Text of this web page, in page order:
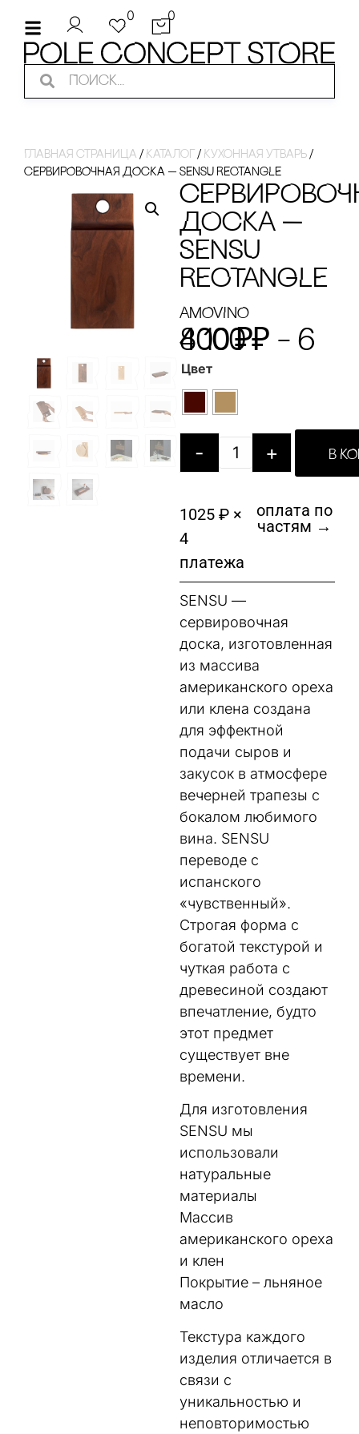
0 0
Главная страница / Каталог / Кухонная утварь /
сЕРВИРОВОЧНАЯ ДОсКА — SENSU RECTANGLE
ДОсКА —
SENSU
RECTANGLE
AMOVINO
4 100₽ –
6 800₽
Цвет
- + В
1025 ₽ ×
4
платежа
оплата по
частям →
SENSU —
сервировочная
доска, изготовленная
из массива
американского ореха
или клена создана
для эффектной
подачи сыров и
закусок в атмосфере
вечерней трапезы с
бокалом любимого
вина. SENSU
переводе с
испанского
«чувственный».
Строгая форма с
богатой текстурой и
чуткая работа с
древесиной создают
впечатление, будто
этот предмет
существует вне
времени.
Для изготовления
SENSU мы
использовали
натуральные
материалы
Массив
американского ореха
и клен
Покрытие – льняное
масло
Текстура каждого
изделия отличается в
связи с
уникальностью и
неповторимостью